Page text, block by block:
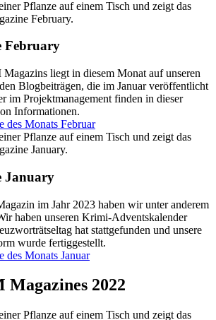
February
liegt in diesem Monat auf unseren
Blogbeiträgen, die im Januar veröffentlicht
im Projektmanagement finden in dieser
Informationen.
des Monats Februar
January
im Jahr 2023 haben wir unter anderem
haben unseren Krimi-Adventskalender
hat stattgefunden und unsere
wurde fertiggestellt.
des Monats Januar
Magazines 2022